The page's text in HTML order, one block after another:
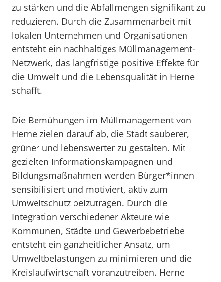
zu stärken und die Abfallmengen signifikant zu
reduzieren. Durch die Zusammenarbeit mit
lokalen Unternehmen und Organisationen
entsteht ein nachhaltiges Müllmanagement-
Netzwerk, das langfristige positive Effekte für
die Umwelt und die Lebensqualität in Herne
schafft.
Die Bemühungen im Müllmanagement von
Herne zielen darauf ab, die Stadt sauberer,
grüner und lebenswerter zu gestalten. Mit
gezielten Informationskampagnen und
Bildungsmaßnahmen werden Bürger*innen
sensibilisiert und motiviert, aktiv zum
Umweltschutz beizutragen. Durch die
Integration verschiedener Akteure wie
Kommunen, Städte und Gewerbebetriebe
entsteht ein ganzheitlicher Ansatz, um
Umweltbelastungen zu minimieren und die
Kreislaufwirtschaft voranzutreiben. Herne